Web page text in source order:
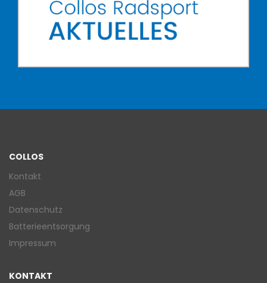
COLLOS
Kontakt
AGB
Datenschutz
Batterieentsorgung
Impressum
KONTAKT